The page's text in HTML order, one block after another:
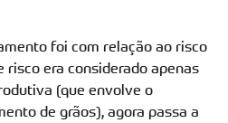
foi com relação ao risco
risco era considerado apenas
(que envolve o
de grãos), agora passa a